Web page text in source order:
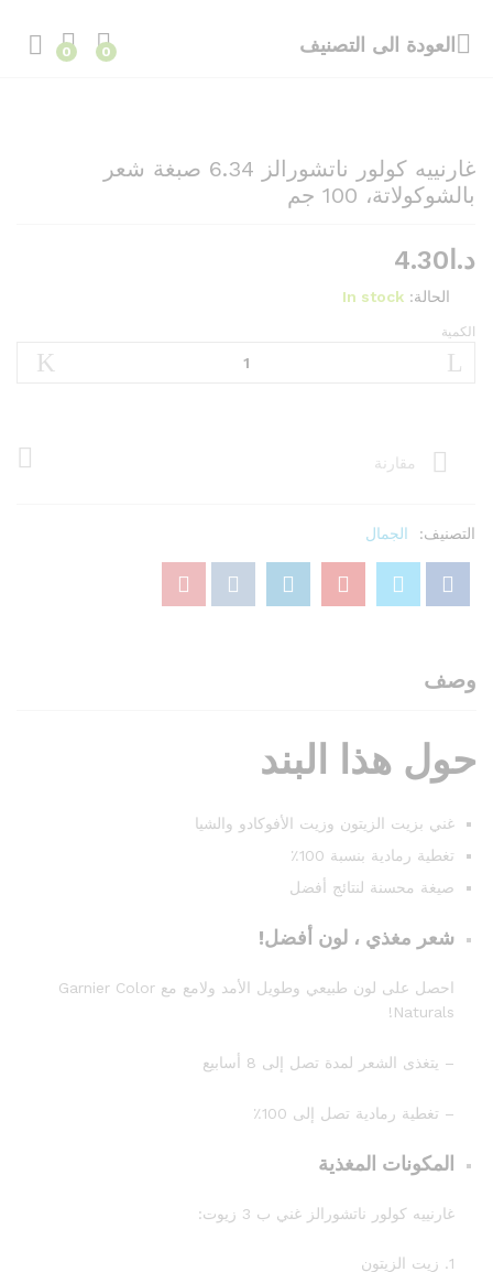
العودة الى التصنيف 0
0
غارنييه كولور ناتشورالز 6.34 صبغة شعر
بالشوكولاتة، 100 جم
د.ا 4.30
الحالة: In stock
غارنييه
كولور
جم
الكمية
مقارنة
التصنيف: الجمال
وصف
حول هذا البند
غني بزيت الزيتون وزيت الأفوكادو والشيا
تغطية رمادية بنسبة 100٪
صيغة محسنة لنتائج أفضل
شعر مغذي ، لون أفضل!
احصل على لون طبيعي وطويل الأمد ولامع مع Garnier Color
Naturals!
– يتغذى الشعر لمدة تصل إلى 8 أسابيع
– تغطية رمادية تصل إلى 100٪
المكونات المغذية
غارنييه كولور ناتشورالز غني ب 3 زيوت :
1. زيت الزيتون